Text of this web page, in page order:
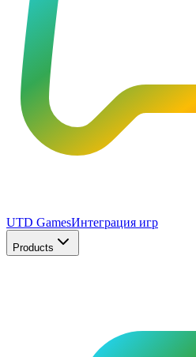
UTD GamesИнтеграция игр
Products